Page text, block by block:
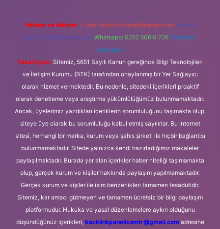
Reklam ve İletişim: E-mail: backlinkpaneli@gmail.com Teams:
forumhizmeti@gmail.com Whatsapp: 0262 606 0 726 Telegram:
@karabul
Yasal Uyarı: Sitemiz, 5651 Sayılı Kanun gereğince Bilgi Teknolojileri
ve İletişim Kurumu (BTK) tarafından onaylanmış bir Yer Sağlayıcı
olarak hizmet vermektedir. Bu nedenle, sitedeki içerikleri proaktif
olarak denetleme veya araştırma yükümlülüğümüz bulunmamaktadır.
Ancak, üyelerimiz yazdıkları içeriklerin sorumluluğunu taşımakta olup,
siteye üye olarak bu sorumluluğu kabul etmiş sayılırlar. Bu internet
sitesi, herhangi bir marka, kurum veya şahıs şirketi ile hiçbir bağlantısı
bulunmamaktadır. Sitede yalnızca kendi hazırladığımız makaleler
paylaşılmaktadır. Burada yer alan içerikler haber niteliği taşımamakta
olup, gerçek kurum ve kişiler hakkında paylaşım yapılmamaktadır.
Gerçek kurum ve kişiler ile isim benzerlikleri tamamen tesadüfidir.
Sitemiz, kar amacı gütmeyen ve tamamen ücretsiz bir bilgi paylaşım
platformudur. Hukuka ve yasal düzenlemelere aykırı olduğunu
düşündüğünüz içerikleri, backlinkpanelicomtr@gmail.comadresine